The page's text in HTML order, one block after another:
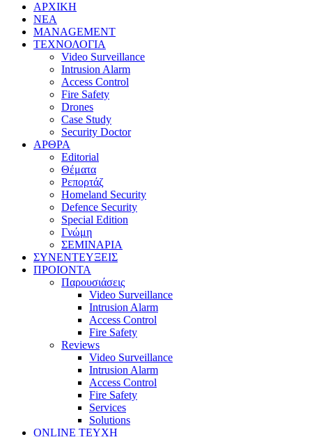
ΑΡΧΙΚΗ
ΝΕΑ
MANAGEMENT
ΤΕΧΝΟΛΟΓΙΑ
Video Surveillance
Intrusion Alarm
Access Control
Fire Safety
Drones
Case Study
Security Doctor
ΑΡΘΡΑ
Editorial
Θέματα
Ρεπορτάζ
Homeland Security
Defence Security
Special Edition
Γνώμη
ΣΕΜΙΝΑΡΙΑ
ΣΥΝΕΝΤΕΥΞΕΙΣ
ΠΡΟΙΟΝΤΑ
Παρουσιάσεις
Video Surveillance
Intrusion Alarm
Access Control
Fire Safety
Reviews
Video Surveillance
Intrusion Alarm
Access Control
Fire Safety
Services
Solutions
ONLINE TEYXH